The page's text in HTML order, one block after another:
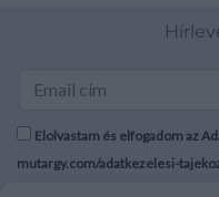
Elolvastam és elfogadom az
mutargy.com/adatkezelesi-